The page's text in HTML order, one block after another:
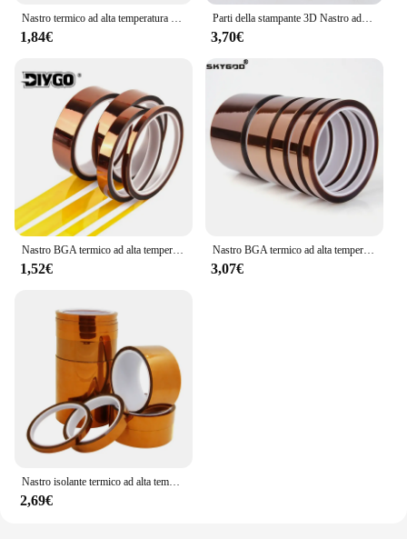
Nastro termico ad alta temperatura nastro isolante termico nastro adesivo isolante in poliimmide protezione della scheda di stampa 3D
1,84€
Parti della stampante 3D Nastro adesivo isolante termico isolante in poliimmide BGA Kapton resistente alle alte temperature
3,70€
Nastro BGA termico ad alta temperatura dorato Nastro isolante termico Protezione scheda elettronica Nastro isolante adesivo in poliimmide
1,52€
Nastro BGA termico ad alta temperatura Nastro isolante termico Nastro adesivo isolante in poliimmide Protezione scheda di stampa 3D
3,07€
Nastro isolante termico ad alta temperatura nastro isolante termico nastro adesivo isolante in poliimmide protezione della scheda di stampa 3D
2,69€